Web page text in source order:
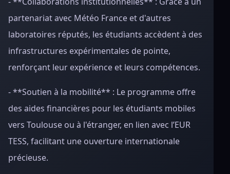
partenariat avec Météo France et d'autres
laboratoires réputés, les étudiants accèdent à des
infrastructures expérimentales de pointe,
renforçant leur expérience et leurs compétences.
- **Soutien à la mobilité** : Le programme offre
des aides financières pour les étudiants mobiles
vers Toulouse ou à l'étranger, en lien avec l’EUR
TESS, facilitant une ouverture internationale
précieuse.